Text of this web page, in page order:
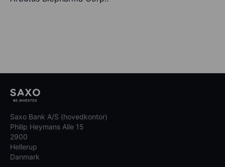
Saxo Bank A/S (hovedkontor)
Philip Heymans Alle 15
2900
Hellerup
Danmark